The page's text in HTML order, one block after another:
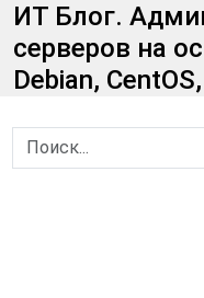
ИТ Блог.
серверов на
Debian,